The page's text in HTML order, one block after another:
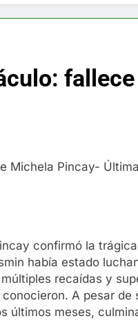
confirmó la
había estado
recaídas y
A pesar de
últimos meses,